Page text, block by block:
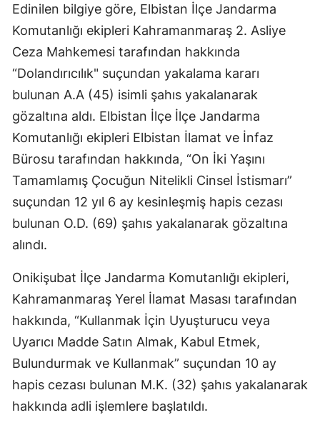
Edinilen bilgiye göre, Elbistan İlçe Jandarma
Komutanlığı ekipleri Kahramanmaraş 2. Asliye
Ceza Mahkemesi tarafından hakkında
“Dolandırıcılık" suçundan yakalama kararı
bulunan A.A (45) isimli şahıs yakalanarak
gözaltına aldı. Elbistan İlçe İlçe Jandarma
Komutanlığı ekipleri Elbistan İlamat ve İnfaz
Bürosu tarafından hakkında, “On İki Yaşını
Tamamlamış Çocuğun Nitelikli Cinsel İstismarı”
suçundan 12 yıl 6 ay kesinleşmiş hapis cezası
bulunan O.D. (69) şahıs yakalanarak gözaltına
alındı.
Onikişubat İlçe Jandarma Komutanlığı ekipleri,
Kahramanmaraş Yerel İlamat Masası tarafından
hakkında, “Kullanmak İçin Uyuşturucu veya
Uyarıcı Madde Satın Almak, Kabul Etmek,
Bulundurmak ve Kullanmak” suçundan 10 ay
hapis cezası bulunan M.K. (32) şahıs yakalanarak
hakkında adli işlemlere başlatıldı.